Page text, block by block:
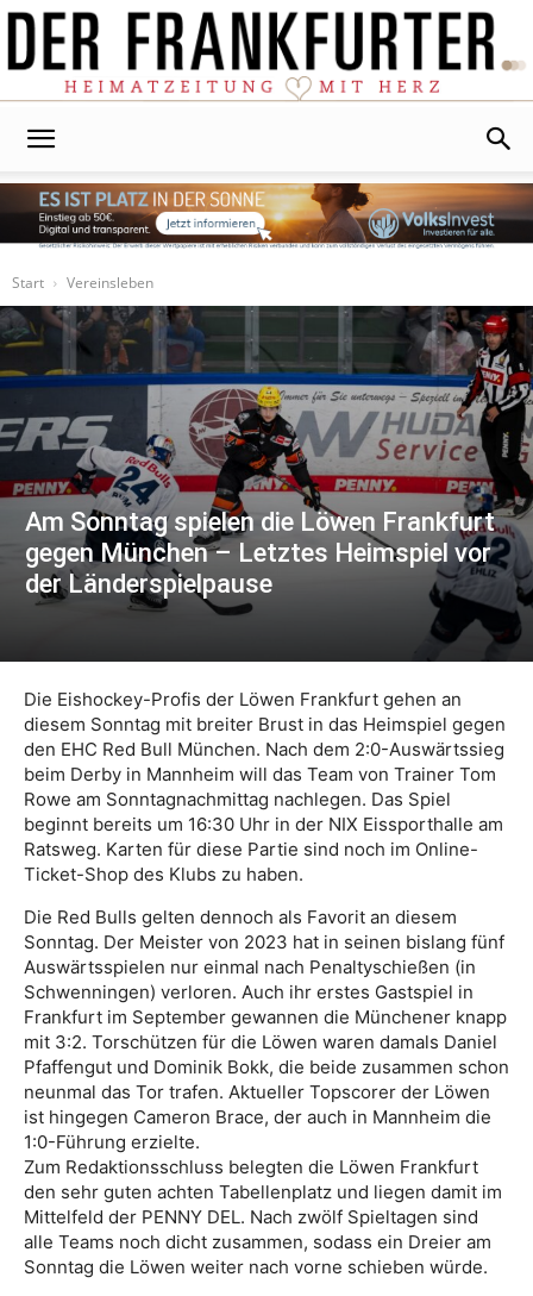
Start
Vereinsleben
Am Sonntag spielen die Löwen Frankfurt
gegen München – Letztes Heimspiel vor
der Länderspielpause
Die Eishockey-Profis der Löwen Frankfurt gehen an
diesem Sonntag mit breiter Brust in das Heimspiel gegen
den EHC Red Bull München. Nach dem 2:0-Auswärtssieg
beim Derby in Mannheim will das Team von Trainer Tom
Rowe am Sonntagnachmittag nachlegen. Das Spiel
beginnt bereits um 16:30 Uhr in der NIX Eissporthalle am
Ratsweg. Karten für diese Partie sind noch im Online-
Ticket-Shop des Klubs zu haben.
Die Red Bulls gelten dennoch als Favorit an diesem
Sonntag. Der Meister von 2023 hat in seinen bislang fünf
Auswärtsspielen nur einmal nach Penaltyschießen (in
Schwenningen) verloren. Auch ihr erstes Gastspiel in
Frankfurt im September gewannen die Münchener knapp
mit 3:2. Torschützen für die Löwen waren damals Daniel
Pfaffengut und Dominik Bokk, die beide zusammen schon
neunmal das Tor trafen. Aktueller Topscorer der Löwen
ist hingegen Cameron Brace, der auch in Mannheim die
1:0-Führung erzielte.
Zum Redaktionsschluss belegten die Löwen Frankfurt
den sehr guten achten Tabellenplatz und liegen damit im
Mittelfeld der PENNY DEL. Nach zwölf Spieltagen sind
alle Teams noch dicht zusammen, sodass ein Dreier am
Sonntag die Löwen weiter nach vorne schieben würde.